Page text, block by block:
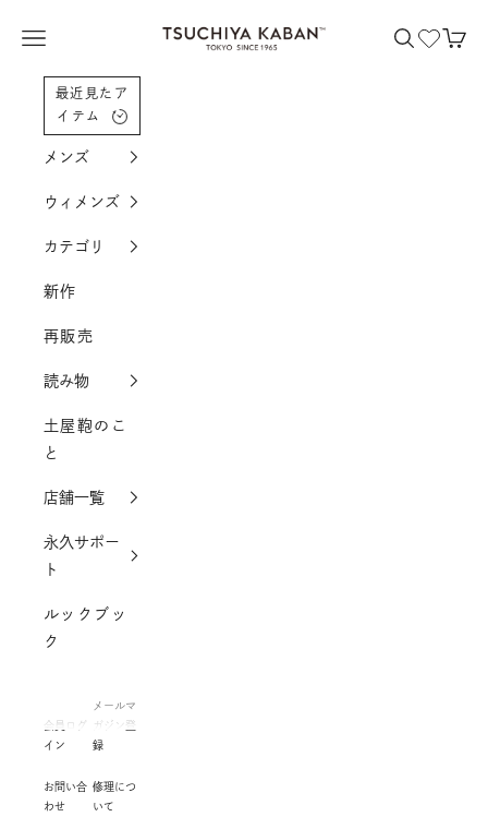
土屋鞄製造所
メニューを開く 検索を開く
カー
最近見たア
イテム
メンズ
ウィメンズ
カテゴリ
新作
再販売
読み物
土屋鞄のこ
と
店舗一覧
永久サポー
ト
ルックブッ
ク
会員ログ
イン
メールマ
ガジン登
録
お問い合
わせ
修理につ
いて